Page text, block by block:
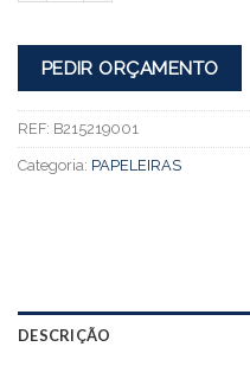
PEDIR ORÇAMENTO
REF: B215219001
Categoria: PAPELEIRAS
DESCRIÇÃO